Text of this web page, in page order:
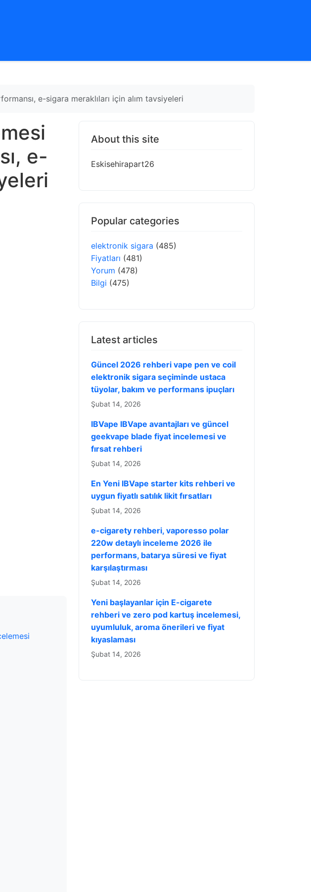
e-sigara meraklıları için alım tavsiyeleri
e-
About this site
Eskisehirapart26
Popular categories
elektronik sigara (485)
Fiyatları (481)
Yorum (478)
Bilgi (475)
Latest articles
Güncel 2026 rehberi vape pen ve coil
elektronik sigara seçiminde ustaca
tüyolar, bakım ve performans ipuçları
Şubat 14, 2026
IBVape IBVape avantajları ve güncel
geekvape blade fiyat incelemesi ve
fırsat rehberi
Şubat 14, 2026
En Yeni IBVape starter kits rehberi ve
uygun fiyatlı satılık likit fırsatları
Şubat 14, 2026
e-cigarety rehberi, vaporesso polar
220w detaylı inceleme 2026 ile
performans, batarya süresi ve fiyat
karşılaştırması
Şubat 14, 2026
Yeni başlayanlar için E-cigarete
rehberi ve zero pod kartuş incelemesi,
uyumluluk, aroma önerileri ve fiyat
kıyaslaması
Şubat 14, 2026